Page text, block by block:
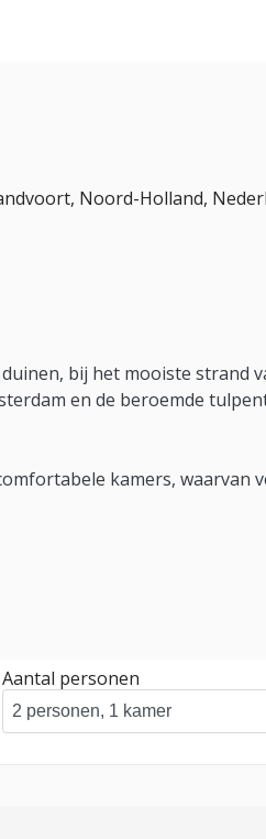
Noord-Holland,
bij het mooiste strand
en de beroemde
kamers, waarvan
Aantal personen